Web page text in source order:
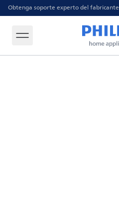
Obtenga soporte experto del fabricante